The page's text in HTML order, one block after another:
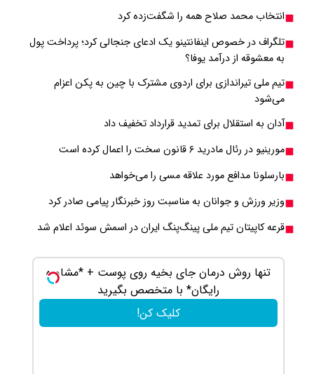
انتخاب محمد صلاح همه را شگفت‌زده کرد
تلگراف در خصوص اینفانتینو یک ادعای جنجالی کرد؛ پرداخت پول
به معشوقه از درآمد یوفا؟
تیم ملی تیراندازی برای اردوی مشترک با چین به پکن اعزام
می‌شود
آدان به استقلال برای تمدید قرارداد تخفیف داد
مورینیو در رئال مادرید ۶ قانون سخت را اعمال کرده است
بارسلونا مدافع مورد علاقه مسی را می‌خواهد
وزیر ورزش و جوانان به مناسبت روز خبرنگار پیامی صادر کرد
قرعه کاپیتان تیم ملی پینگ‌پنگ ایران در اسمش سوئد اعلام شد
تنها روش درمان جای بخیه روی پوست + *مشاوره
رایگان* با متخصص بگیرید
کلیک کن!